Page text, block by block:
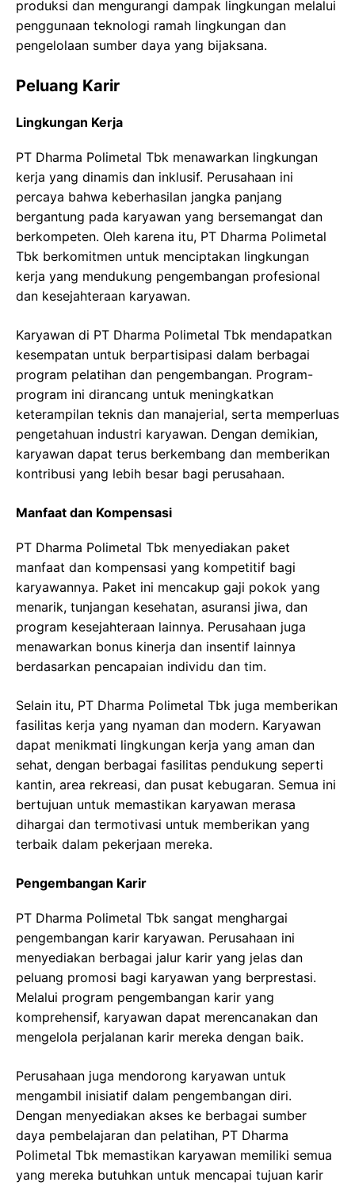
produksi dan mengurangi dampak lingkungan melalui
penggunaan teknologi ramah lingkungan dan
pengelolaan sumber daya yang bijaksana.
Peluang Karir
Lingkungan Kerja
PT Dharma Polimetal Tbk menawarkan lingkungan
kerja yang dinamis dan inklusif. Perusahaan ini
percaya bahwa keberhasilan jangka panjang
bergantung pada karyawan yang bersemangat dan
berkompeten. Oleh karena itu, PT Dharma Polimetal
Tbk berkomitmen untuk menciptakan lingkungan
kerja yang mendukung pengembangan profesional
dan kesejahteraan karyawan.
Karyawan di PT Dharma Polimetal Tbk mendapatkan
kesempatan untuk berpartisipasi dalam berbagai
program pelatihan dan pengembangan. Program-
program ini dirancang untuk meningkatkan
keterampilan teknis dan manajerial, serta memperluas
pengetahuan industri karyawan. Dengan demikian,
karyawan dapat terus berkembang dan memberikan
kontribusi yang lebih besar bagi perusahaan.
Manfaat dan Kompensasi
PT Dharma Polimetal Tbk menyediakan paket
manfaat dan kompensasi yang kompetitif bagi
karyawannya. Paket ini mencakup gaji pokok yang
menarik, tunjangan kesehatan, asuransi jiwa, dan
program kesejahteraan lainnya. Perusahaan juga
menawarkan bonus kinerja dan insentif lainnya
berdasarkan pencapaian individu dan tim.
Selain itu, PT Dharma Polimetal Tbk juga memberikan
fasilitas kerja yang nyaman dan modern. Karyawan
dapat menikmati lingkungan kerja yang aman dan
sehat, dengan berbagai fasilitas pendukung seperti
kantin, area rekreasi, dan pusat kebugaran. Semua ini
bertujuan untuk memastikan karyawan merasa
dihargai dan termotivasi untuk memberikan yang
terbaik dalam pekerjaan mereka.
Pengembangan Karir
PT Dharma Polimetal Tbk sangat menghargai
pengembangan karir karyawan. Perusahaan ini
menyediakan berbagai jalur karir yang jelas dan
peluang promosi bagi karyawan yang berprestasi.
Melalui program pengembangan karir yang
komprehensif, karyawan dapat merencanakan dan
mengelola perjalanan karir mereka dengan baik.
Perusahaan juga mendorong karyawan untuk
mengambil inisiatif dalam pengembangan diri.
Dengan menyediakan akses ke berbagai sumber
daya pembelajaran dan pelatihan, PT Dharma
Polimetal Tbk memastikan karyawan memiliki semua
yang mereka butuhkan untuk mencapai tujuan karir